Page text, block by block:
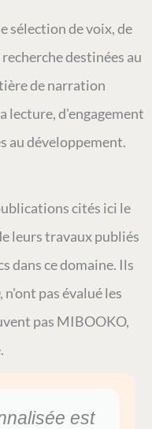
sélection de voix, de
destinées au
de narration
lecture, d'engagement
au développement.
cités ici le
leurs travaux publiés
dans ce domaine. Ils
pas évalué les
pas MIBOOKO,
est